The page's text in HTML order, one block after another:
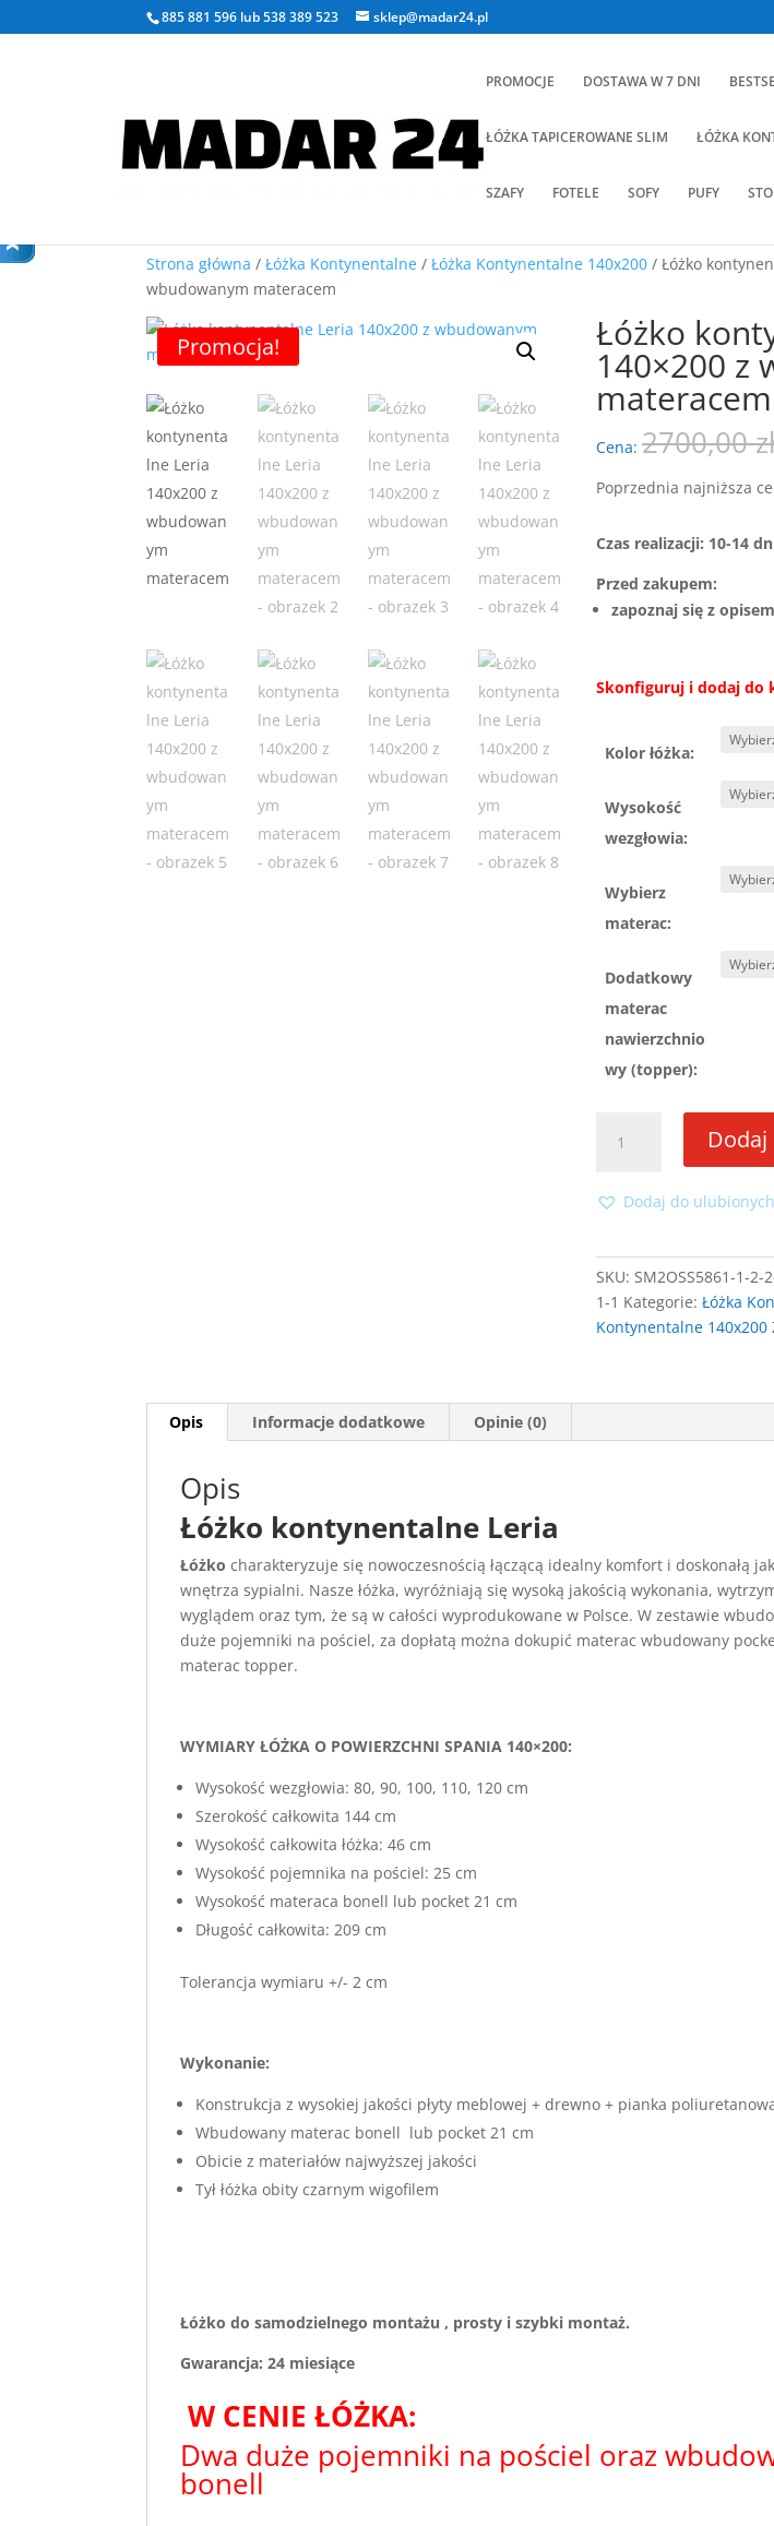
885 881 596 lub538 389 523 sklep@madar24.pl
PROMOCJE DOSTAWA W 7 DNI
ŁÓŻKA TAPICEROWANE SLIM ŁÓŻKA
SZAFY FOTELE SOFY PUFY
Strona główna /Łóżka Kontynentalne /Łóżka Kontynentalne 140x200 / Łóżko
wbudowanym materacem
Promocja! Łóżko
140×200 z
materacem
Cena:2700,00
Poprzednia najniższa
Czas realizacji: 10-14
Przed zakupem:
zapoznaj się z
Skonfiguruj i dodaj do
Kolor łóżka:
Wysokość
wezgłowia:
Wybierz
materac:
Dodatkowy
materac
nawierzchnio
wy (topper):
Łóżko
kontynentalne
Leria
wbudowanym
materacem
Dodaj
Dodaj do ulubionych
SKU:SM2OSS5861-1-2-
1-1 Kategorie:Łóżka
Kontynentalne 140x200
Opis Informacje dodatkowe Opinie (0)
Opis
Łóżko kontynentalne Leria
Łóżkocharakteryzuje się nowoczesnością łączącą idealny komfort i doskonałą
wnętrza sypialni. Nasze łóżka, wyróżniają się wysoką jakością wykonania,
wyglądem oraz tym, że są w całości wyprodukowane w Polsce. W zestawie
duże pojemniki na pościel, za dopłatą można dokupić materac wbudowany
materac topper.
WYMIARY ŁÓŻKA O POWIERZCHNI SPANIA 140×200:
Wysokość wezgłowia: 80, 90, 100, 110, 120 cm
Szerokość całkowita 144 cm
Wysokość całkowita łóżka: 46 cm
Wysokość pojemnika na pościel: 25 cm
Wysokość materaca bonell lub pocket 21 cm
Długość całkowita: 209 cm
Tolerancja wymiaru +/- 2 cm
Wykonanie:
Konstrukcja z wysokiej jakości płyty meblowej + drewno + pianka
Wbudowany materac bonell lub pocket 21 cm
Obicie z materiałów najwyższej jakości
Tył łóżka obity czarnym wigofilem
Łóżko do samodzielnego montażu , prosty i szybki montaż.
Gwarancja: 24 miesiące
W CENIE ŁÓŻKA:
Dwa duże pojemniki na pościel oraz
bonell